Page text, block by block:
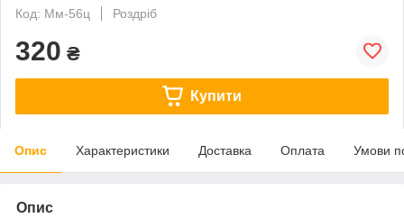
Код: Мм-56ц
Роздріб
320 ₴
Купити
Опис Характеристики Доставка Оплата Умови
Опис